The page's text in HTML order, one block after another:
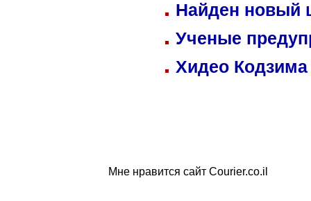
Найден
Ученые
Хидео
Мне нравится сайт Courier.co.il